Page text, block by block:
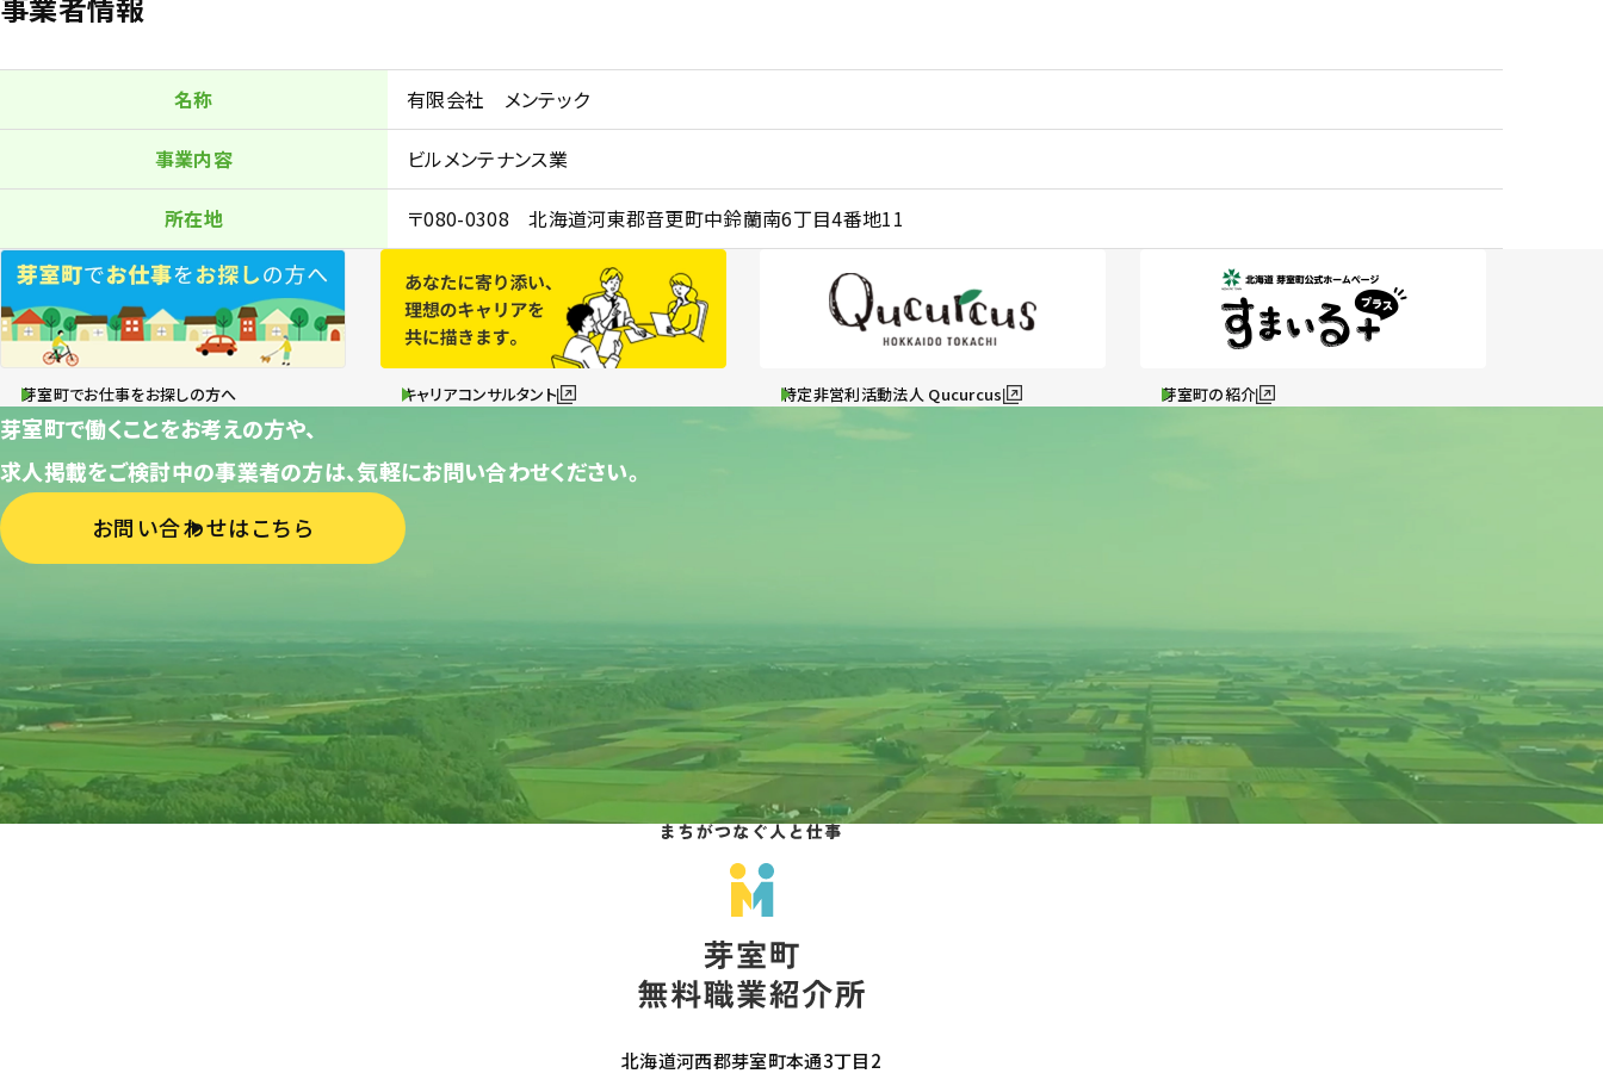
名称 有限会社 メンテック
事業内容 ビルメンテナンス業
所在地 〒080-0308 北海道河東郡音更町中鈴蘭南6丁目4番地11
芽室町でお仕事をお探しの方へ キャリアコンサルタント 特定非営利活動法人 Qucurcus 芽室町の紹介
芽室町で働くことをお考えの方や、
求人掲載をご検討中の事業者の方は、気軽にお問い合わせください。
お問い合わせはこちら
北海道河西郡芽室町本通3丁目2